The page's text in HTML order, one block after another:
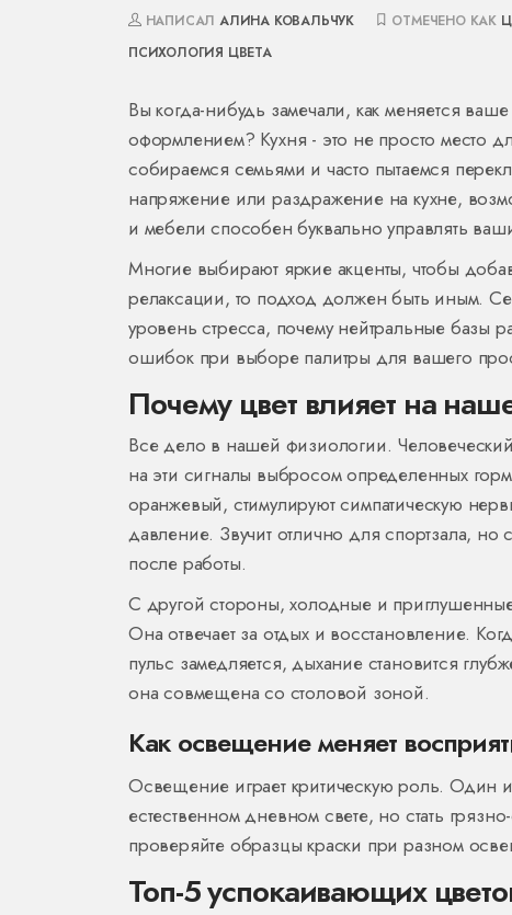
НАПИСАЛАЛИНА КОВАЛЬЧУК ОТМЕЧЕНО КАК
ПСИХОЛОГИЯ ЦВЕТА
Вы когда-нибудь замечали, как меняется
оформлением? Кухня - это не просто место
собираемся семьями и часто пытаемся
напряжение или раздражение на кухне,
и мебели способен буквально управлять
Многие выбирают яркие акценты, чтобы
релаксации, то подход должен быть иным.
уровень стресса, почему нейтральные базы
ошибок при выборе палитры для вашего
Почему цвет влияет на
Все дело в нашей физиологии.
на эти сигналы выбросом определенных
оранжевый, стимулируют симпатическую
давление. Звучит отлично для спортзала, но
после работы.
С другой стороны, холодные и приглушенные
Она отвечает за отдых и восстановление.
пульс замедляется, дыхание становится
она совмещена со столовой зоной.
Как освещение меняет
Освещение играет критическую роль. Один
естественном дневном свете, но стать
проверяйте образцы краски при разном
Топ-5 успокаивающих